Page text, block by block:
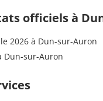
officiels à
2026 à Dun-sur-Auron
Dun-sur-Auron